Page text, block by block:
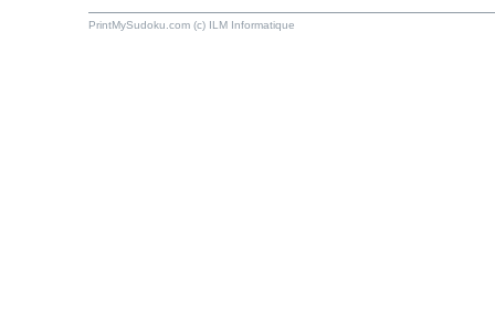
PrintMySudoku.com (c) ILM Informatique